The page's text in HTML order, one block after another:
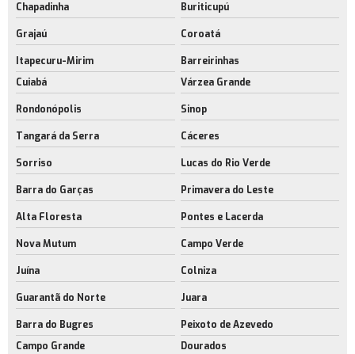
Chapadinha Buriticupú
Grajaú Coroatá
Itapecuru-Mirim
Barreirinhas
Cuiabá
Várzea Grande
Rondonópolis Sinop
Tangará da Serra Cáceres
Sorriso Lucas do Rio Verde
Barra do Garças Primavera do Leste
Alta Floresta Pontes e Lacerda
Nova Mutum Campo Verde
Juína Colniza
Guarantã do Norte Juara
Barra do Bugres
Peixoto de Azevedo
Campo Grande
Dourados